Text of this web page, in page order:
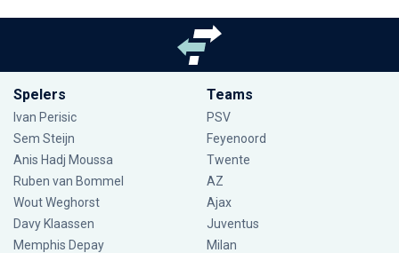
Spelers
Ivan Perisic
Sem Steijn
Anis Hadj Moussa
Ruben van Bommel
Wout Weghorst
Davy Klaassen
Memphis Depay
Teams
PSV
Feyenoord
Twente
AZ
Ajax
Juventus
Milan